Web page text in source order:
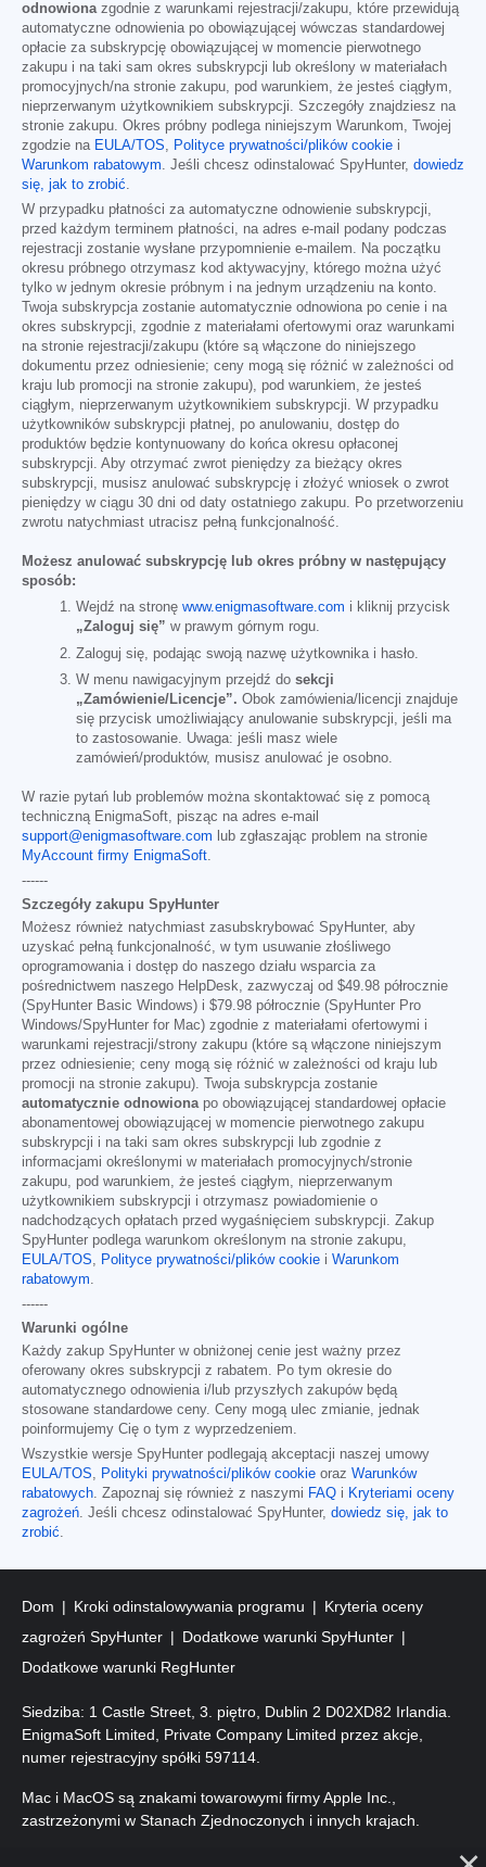
odnowionazgodnie z warunkami rejestracji/zakupu, które przewidują
automatyczne odnowienia po obowiązującej wówczas standardowej
opłacie za subskrypcję obowiązującej w momencie pierwotnego
zakupu i na taki sam okres subskrypcji lub określony w materiałach
promocyjnych/na stronie zakupu, pod warunkiem, że jesteś ciągłym,
nieprzerwanym użytkownikiem subskrypcji. Szczegóły znajdziesz na
stronie zakupu. Okres próbny podlega niniejszym Warunkom, Twojej
zgodzie na EULA/TOS, Polityce prywatności/plików cookie i
Warunkom rabatowym. Jeśli chcesz odinstalować SpyHunter, dowiedz
się, jak to zrobić.
W przypadku płatności za automatyczne odnowienie subskrypcji,
przed każdym terminem płatności, na adres e-mail podany podczas
rejestracji zostanie wysłane przypomnienie e-mailem. Na początku
okresu próbnego otrzymasz kod aktywacyjny, którego można użyć
tylko w jednym okresie próbnym i na jednym urządzeniu na konto.
Twoja subskrypcja zostanie automatycznie odnowiona po cenie i na
okres subskrypcji, zgodnie z materiałami ofertowymi oraz warunkami
na stronie rejestracji/zakupu (które są włączone do niniejszego
dokumentu przez odniesienie; ceny mogą się różnić w zależności od
kraju lub promocji na stronie zakupu), pod warunkiem, że jesteś
ciągłym, nieprzerwanym użytkownikiem subskrypcji. W przypadku
użytkowników subskrypcji płatnej, po anulowaniu, dostęp do
produktów będzie kontynuowany do końca okresu opłaconej
subskrypcji. Aby otrzymać zwrot pieniędzy za bieżący okres
subskrypcji, musisz anulować subskrypcję i złożyć wniosek o zwrot
pieniędzy w ciągu 30 dni od daty ostatniego zakupu. Po przetworzeniu
zwrotu natychmiast utracisz pełną funkcjonalność.
Możesz anulować subskrypcję lub okres próbny w następujący
sposób:
Wejdź na stronę www.enigmasoftware.com i kliknij przycisk
„Zaloguj się” w prawym górnym rogu.
Zaloguj się, podając swoją nazwę użytkownika i hasło.
W menu nawigacyjnym przejdź do sekcji
„Zamówienie/Licencje”. Obok zamówienia/licencji znajduje
się przycisk umożliwiający anulowanie subskrypcji, jeśli ma
to zastosowanie. Uwaga: jeśli masz wiele
zamówień/produktów, musisz anulować je osobno.
W razie pytań lub problemów można skontaktować się z pomocą
techniczną EnigmaSoft, pisząc na adres e-mail
support@enigmasoftware.com lub zgłaszając problem na stronie
MyAccount firmy EnigmaSoft.
------
Szczegóły zakupu SpyHunter
Możesz również natychmiast zasubskrybować SpyHunter, aby
uzyskać pełną funkcjonalność, w tym usuwanie złośliwego
oprogramowania i dostęp do naszego działu wsparcia za
pośrednictwem naszego HelpDesk, zazwyczaj od $49.98 półrocznie
(SpyHunter Basic Windows) i $79.98 półrocznie (SpyHunter Pro
Windows/SpyHunter for Mac) zgodnie z materiałami ofertowymi i
warunkami rejestracji/strony zakupu (które są włączone niniejszym
przez odniesienie; ceny mogą się różnić w zależności od kraju lub
promocji na stronie zakupu). Twoja subskrypcja zostanie
automatycznie odnowionapo obowiązującej standardowej opłacie
abonamentowej obowiązującej w momencie pierwotnego zakupu
subskrypcji i na taki sam okres subskrypcji lub zgodnie z
informacjami określonymi w materiałach promocyjnych/stronie
zakupu, pod warunkiem, że jesteś ciągłym, nieprzerwanym
użytkownikiem subskrypcji i otrzymasz powiadomienie o
nadchodzących opłatach przed wygaśnięciem subskrypcji. Zakup
SpyHunter podlega warunkom określonym na stronie zakupu,
EULA/TOS, Polityce prywatności/plików cookie i Warunkom
rabatowym.
------
Warunki ogólne
Każdy zakup SpyHunter w obniżonej cenie jest ważny przez
oferowany okres subskrypcji z rabatem. Po tym okresie do
automatycznego odnowienia i/lub przyszłych zakupów będą
stosowane standardowe ceny. Ceny mogą ulec zmianie, jednak
poinformujemy Cię o tym z wyprzedzeniem.
Wszystkie wersje SpyHunter podlegają akceptacji naszej umowy
EULA/TOS, Polityki prywatności/plików cookie oraz Warunków
rabatowych. Zapoznaj się również z naszymi FAQ i Kryteriami oceny
zagrożeń. Jeśli chcesz odinstalować SpyHunter, dowiedz się, jak to
zrobić.
Dom Kroki odinstalowywania programu
Kryteria oceny
zagrożeń SpyHunter
Dodatkowe warunki SpyHunter
Dodatkowe warunki RegHunter
Siedziba: 1 Castle Street, 3. piętro, Dublin 2 D02XD82 Irlandia.
EnigmaSoft Limited, Private Company Limited przez akcje,
numer rejestracyjny spółki 597114.
Mac i MacOS są znakami towarowymi firmy Apple Inc.,
zastrzeżonymi w Stanach Zjednoczonych i innych krajach.